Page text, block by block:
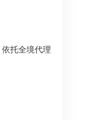
托全境代理